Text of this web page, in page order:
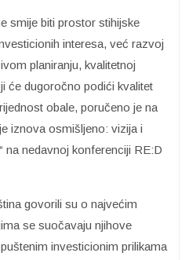
smije biti prostor stihijske
interesa, već razvoj
planiranju, kvalitetnoj
će dugoročno podići kvalitet
obale, poručeno je na
iznova osmišljeno: vizija i
na nedavnoj konferenciji RE:D
govorili su o najvećim
se suočavaju njihove
investicionim prilikama